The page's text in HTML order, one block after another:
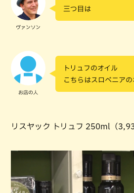
ヴァンソン
三つ目は
お店の人
トリュフのオイル
こちらはスロベニア
リスヤック トリュフ 250ml（